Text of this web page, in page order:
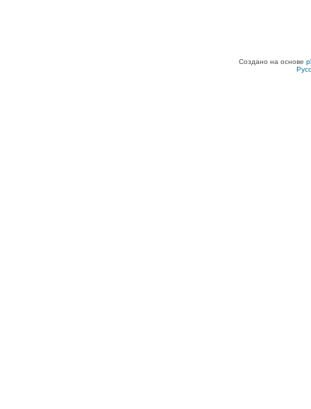
Создано на основе